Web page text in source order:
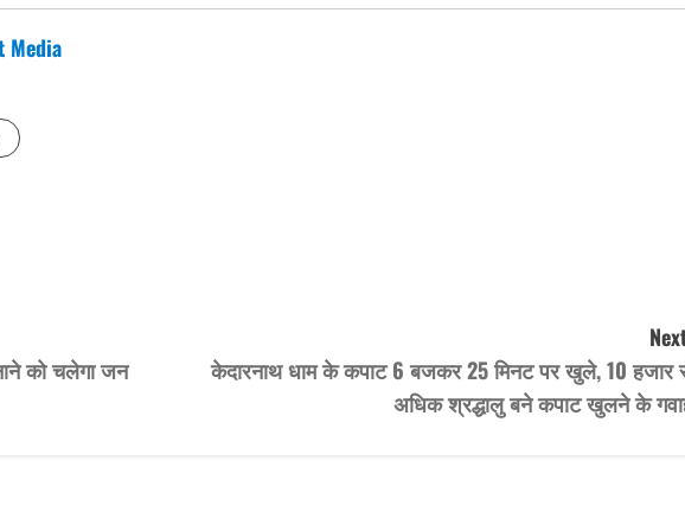
Media
को चलेगा जन
केदारनाथ धाम के कपाट 6 बजकर 25 मिनट पर खुले, 10 हजार
अधिक श्रद्धालु बने कपाट खुलने के